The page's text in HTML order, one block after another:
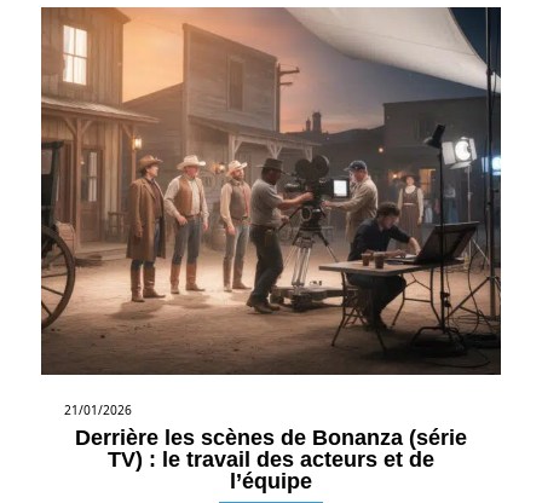
21/01/2026
Derrière les scènes de Bonanza (série
TV) : le travail des acteurs et de
l’équipe